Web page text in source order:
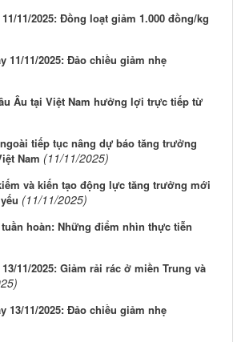
11/2025: Đồng loạt giảm 1.000 đồng/kg
11/11/2025: Đảo chiều giảm nhẹ
Âu tại Việt Nam hưởng lợi trực tiếp từ
tiếp tục nâng dự báo tăng trưởng
Nam (11/11/2025)
và kiến tạo động lực tăng trưởng mới
(11/11/2025)
hoàn: Những điểm nhìn thực tiễn
11/2025: Giảm rải rác ở miền Trung và
13/11/2025: Đảo chiều giảm nhẹ